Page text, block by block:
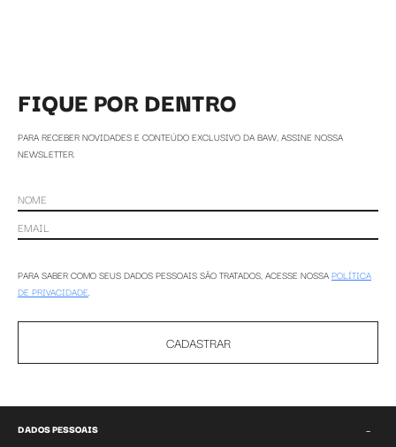
FIQUE POR DENTRO
PARA RECEBER NOVIDADES E CONTEÚDO EXCLUSIVO DA BAW, ASSINE NOSSA
NEWSLETTER.
PARA SABER COMO SEUS DADOS PESSOAIS SÃO TRATADOS, ACESSE NOSSAPOLÍTICA
DE PRIVACIDADE.
CADASTRAR
DADOS PESSOAIS −